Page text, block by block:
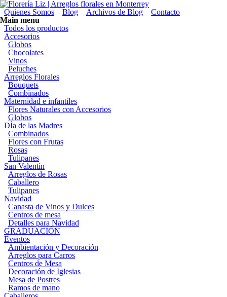
Pasar al contenido principal
Florería Liz | Arreglos florales en Monterrey
Menú secundario
Quienes Somos Blog Archivos de Blog
Contacto
Main menu
Todos los productos
Accesorios
Globos
Chocolates
Vinos
Peluches
Arreglos Florales
Bouquets
Combinados
Maternidad e infantiles
Flores Naturales con Accesorios
Globos
DÍa de las Madres
Combinados
Flores con Frutas
Rosas
Tulipanes
San Valentín
Arreglos de Rosas
Caballero
Tulipanes
Navidad
Canasta de Vinos y Dulces
Centros de mesa
Detalles para Navidad
GRADUACIÓN
Eventos
Ambientación y Decoración
Arreglos para Carros
Centros de Mesa
Decoración de Iglesias
Mesa de Postres
Ramos de mano